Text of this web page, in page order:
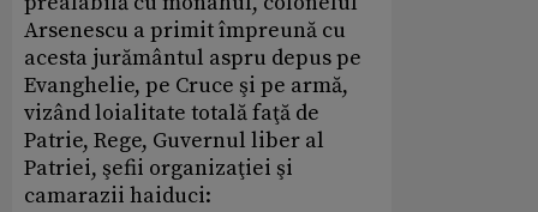
Arsenescu a primit împreună cu
acesta jurământul aspru depus pe
Evanghelie, pe Cruce şi pe armă,
vizând loialitate totală faţă de
Patrie, Rege, Guvernul liber al
Patriei, şefii organizaţiei şi
camarazii haiduci: